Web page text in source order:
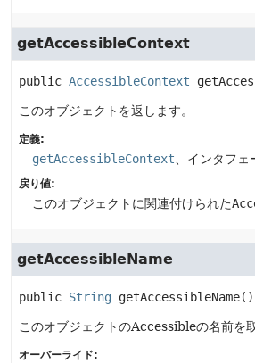
getAccessibleContext
public AccessibleContext
このオブジェクトを返します。
定義:
getAccessibleContext 、インタフェ
戻り値:
このオブジェクトに関連付けられた
getAccessibleName
public String getAccessibleName()
このオブジェクトのAccessibleの名前を
オーバーライド: